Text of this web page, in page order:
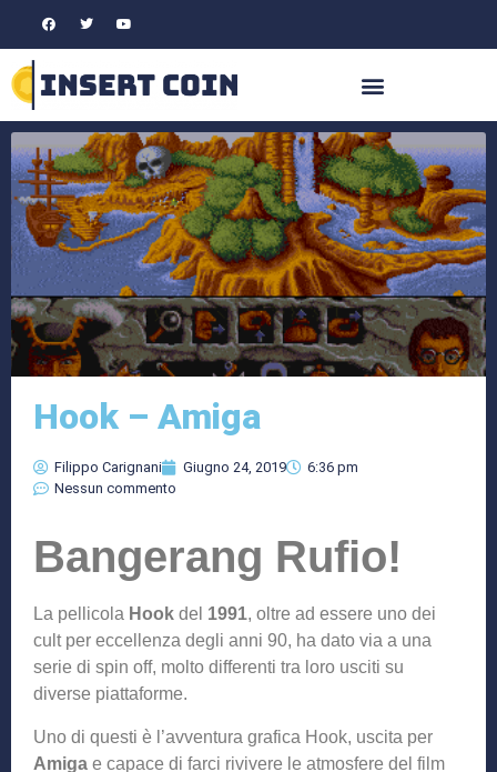
Hook – Amiga
Filippo Carignani Giugno 24, 2019
6:36 pm
Nessun commento
Bangerang Rufio!
La pellicola Hook del 1991, oltre ad essere uno dei
cult per eccellenza degli anni 90, ha dato via a una
serie di spin off, molto differenti tra loro usciti su
diverse piattaforme.
Uno di questi è l’avventura grafica Hook, uscita per
Amiga e capace di farci rivivere le atmosfere del film